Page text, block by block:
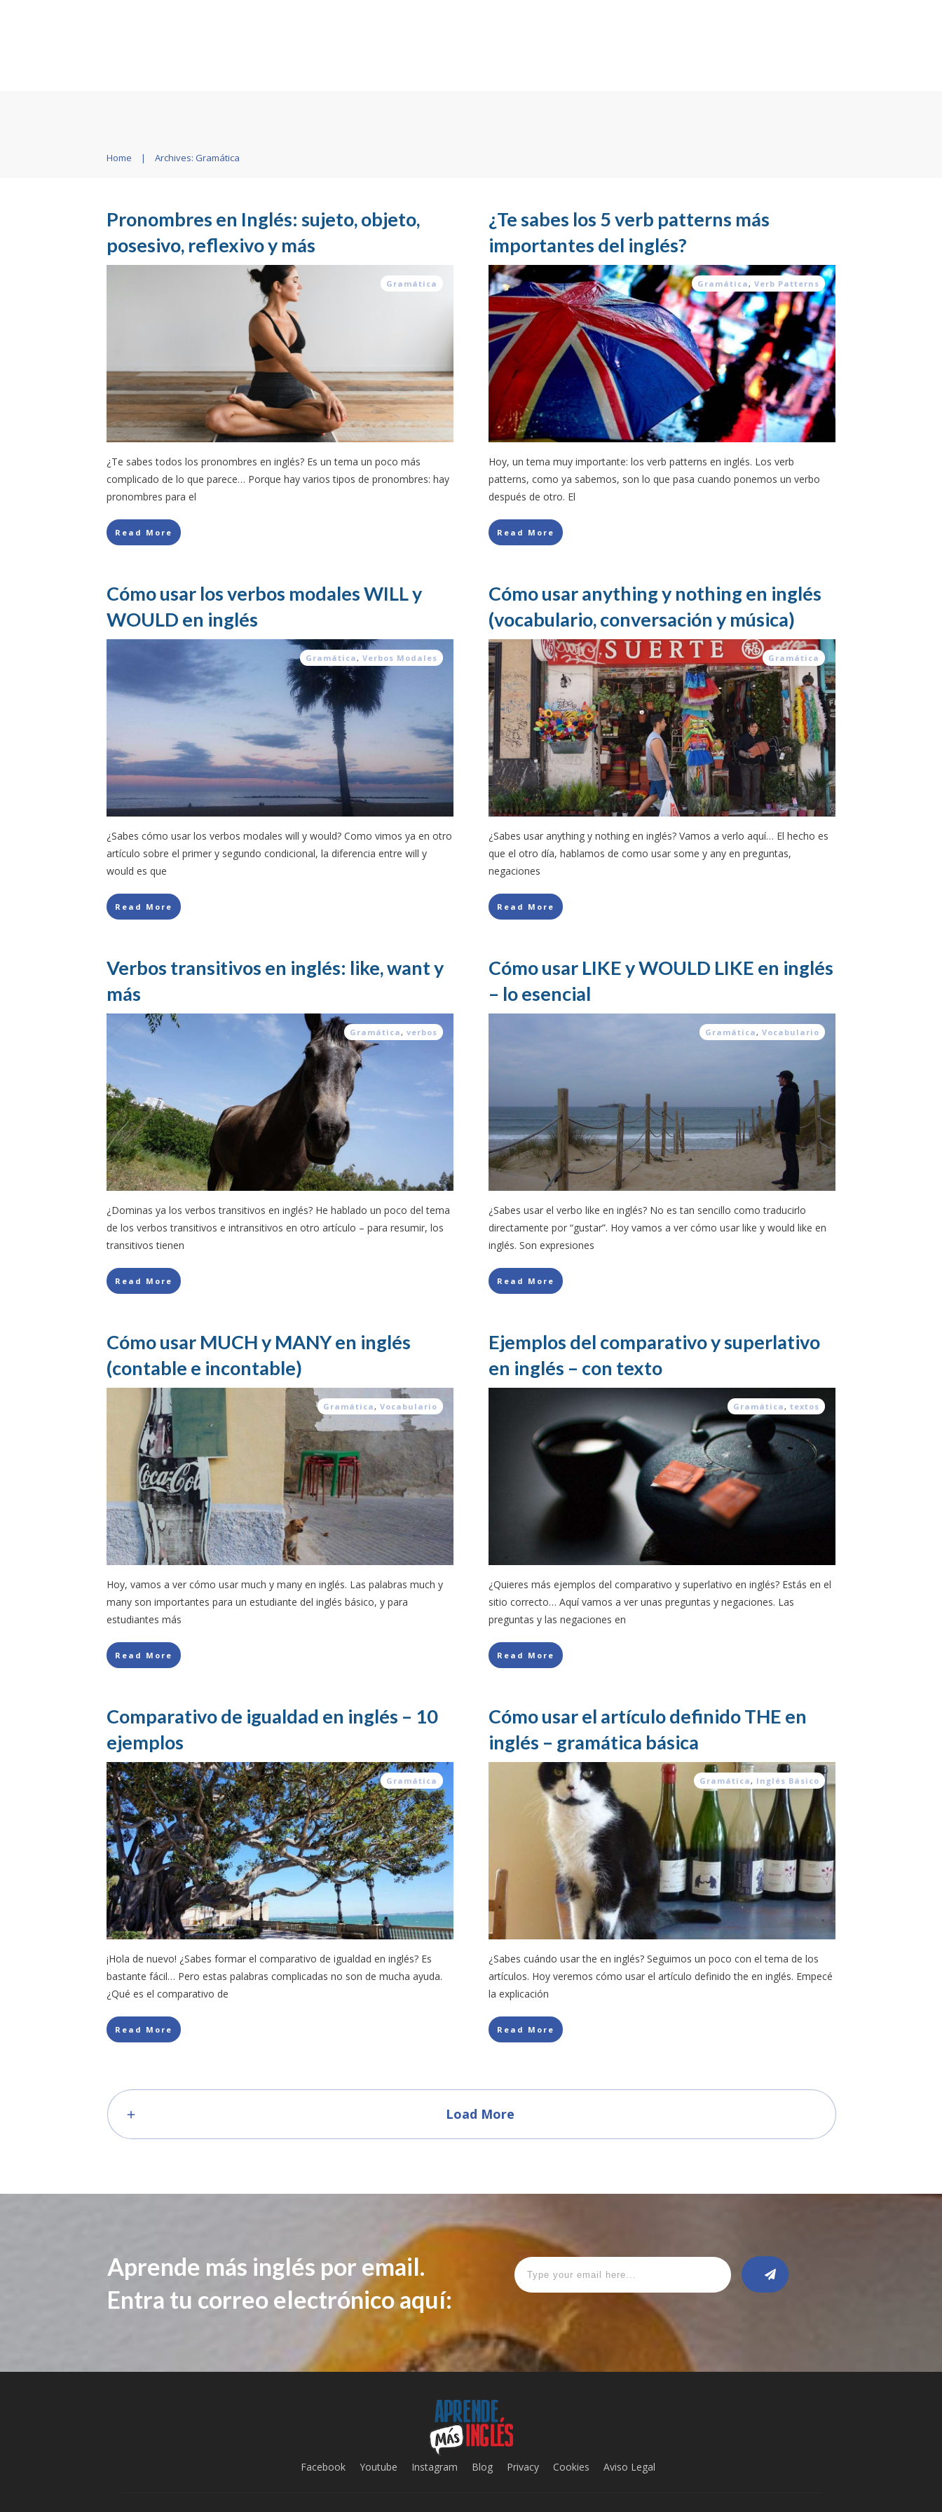
Home | Archives: Gramática
Pronombres en Inglés: sujeto, objeto,
posesivo, reflexivo y más
Gramática
¿Te sabes todos los pronombres en inglés? Es un tema un poco más
complicado de lo que parece… Porque hay varios tipos de pronombres: hay
pronombres para el
Read More
¿Te sabes los 5 verb patterns más
importantes del inglés?
Gramática, Verb Patterns
Hoy, un tema muy importante: los verb patterns en inglés. Los verb
patterns, como ya sabemos, son lo que pasa cuando ponemos un verbo
después de otro. El
Read More
Cómo usar los verbos modales WILL y
WOULD en inglés
Gramática, Verbos Modales
¿Sabes cómo usar los verbos modales will y would? Como vimos ya en otro
artículo sobre el primer y segundo condicional, la diferencia entre will y
would es que
Read More
Cómo usar anything y nothing en inglés
(vocabulario, conversación y música)
Gramática
¿Sabes usar anything y nothing en inglés? Vamos a verlo aquí… El hecho es
que el otro día, hablamos de como usar some y any en preguntas,
negaciones
Read More
Verbos transitivos en inglés: like, want y
más
Gramática, verbos
¿Dominas ya los verbos transitivos en inglés? He hablado un poco del tema
de los verbos transitivos e intransitivos en otro artículo – para resumir, los
transitivos tienen
Read More
Cómo usar LIKE y WOULD LIKE en inglés
– lo esencial
Gramática, Vocabulario
¿Sabes usar el verbo like en inglés? No es tan sencillo como traducirlo
directamente por “gustar”. Hoy vamos a ver cómo usar like y would like en
inglés. Son expresiones
Read More
Cómo usar MUCH y MANY en inglés
(contable e incontable)
Gramática, Vocabulario
Hoy, vamos a ver cómo usar much y many en inglés. Las palabras much y
many son importantes para un estudiante del inglés básico, y para
estudiantes más
Read More
Ejemplos del comparativo y superlativo
en inglés – con texto
Gramática, textos
¿Quieres más ejemplos del comparativo y superlativo en inglés? Estás en el
sitio correcto… Aquí vamos a ver unas preguntas y negaciones. Las
preguntas y las negaciones en
Read More
Comparativo de igualdad en inglés – 10
ejemplos
Gramática
¡Hola de nuevo! ¿Sabes formar el comparativo de igualdad en inglés? Es
bastante fácil… Pero estas palabras complicadas no son de mucha ayuda.
¿Qué es el comparativo de
Read More
Cómo usar el artículo definido THE en
inglés – gramática básica
Gramática, Inglés Básico
¿Sabes cuándo usar the en inglés? Seguimos un poco con el tema de los
artículos. Hoy veremos cómo usar el artículo definido the en inglés. Empecé
la explicación
Read More
Load More
Aprende más inglés por email.
Entra tu correo electrónico aquí:
Facebook Youtube Instagram Blog Privacy Cookies Aviso Legal